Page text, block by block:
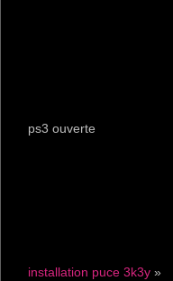
ps3 ouverte
installation puce 3k3y »